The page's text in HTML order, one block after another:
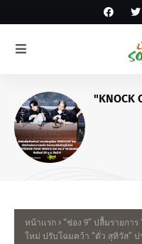
"KNOCK
หน้าแรก
“ช่อง 9” ปลื้มรายกา
ใหม่ ปรับโฉมคว้า “ตั่ว สุทิวัส” ป